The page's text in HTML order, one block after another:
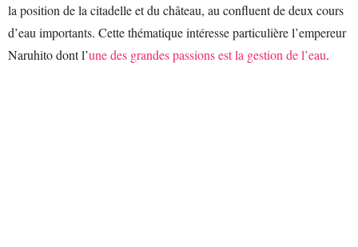
la position de la citadelle et du château, au confluent de deux cours
d’eau importants. Cette thématique intéresse particulière l’empereur
Naruhito dont l’une des grandes passions est la gestion de l’eau.